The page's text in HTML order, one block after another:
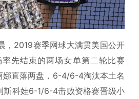
，2019赛季网球大满贯美国公开
先结束的两场女单第二轮比赛
娜直落两盘，6-4/6-4淘汰本土名
斯科娃6-1/6-4击败资格赛晋级小